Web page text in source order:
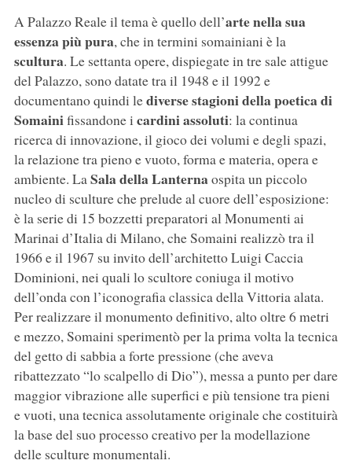
A Palazzo Reale il tema è quello dell’arte nella sua
essenza più pura, che in termini somainiani è la
scultura. Le settanta opere, dispiegate in tre sale attigue
del Palazzo, sono datate tra il 1948 e il 1992 e
documentano quindi lediverse stagioni della poetica di
Somainifissandone i cardini assoluti: la continua
ricerca di innovazione, il gioco dei volumi e degli spazi,
la relazione tra pieno e vuoto, forma e materia, opera e
ambiente. La Sala della Lanternaospita un piccolo
nucleo di sculture che prelude al cuore dell’esposizione:
è la serie di 15 bozzetti preparatori al Monumenti ai
Marinai d’Italia di Milano, che Somaini realizzò tra il
1966 e il 1967 su invito dell’architetto Luigi Caccia
Dominioni, nei quali lo scultore coniuga il motivo
dell’onda con l’iconografia classica della Vittoria alata.
Per realizzare il monumento definitivo, alto oltre 6 metri
e mezzo, Somaini sperimentò per la prima volta la tecnica
del getto di sabbia a forte pressione(che aveva
ribattezzato “lo scalpello di Dio”), messa a punto per dare
maggior vibrazione alle superfici e più tensione tra pieni
e vuoti, una tecnica assolutamente originale che costituirà
la base del suo processo creativo per la modellazione
delle sculture monumentali.